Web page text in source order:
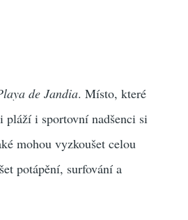
de Jandia. Místo, které
i sportovní nadšenci si
mohou vyzkoušet celou
potápění, surfování a